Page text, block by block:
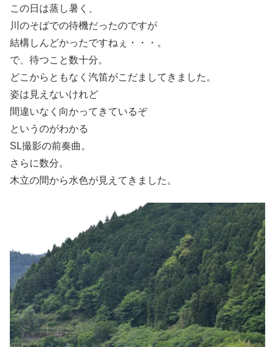
この日は蒸し暑く、
川のそばでの待機だったのですが
結構しんどかったですねぇ・・・。
で、待つこと数十分。
どこからともなく汽笛がこだましてきました。
姿は見えないけれど
間違いなく向かってきているぞ
というのがわかる
SL撮影の前奏曲。
さらに数分。
木立の間から水色が見えてきました。